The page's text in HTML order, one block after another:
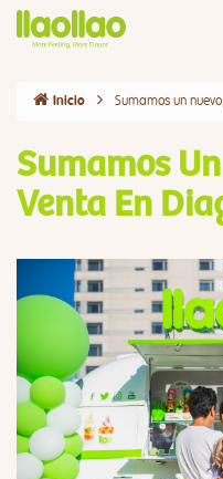
Inicio Sumamos un
Sumamos
Venta En